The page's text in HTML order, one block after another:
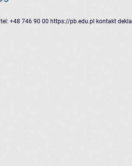
tel: +48 746 90 00 https://pb.edu.pl kontakt